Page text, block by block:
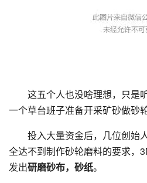
这五个人也没啥理想，只是
一个草台班子准备开采矿砂做砂
投入大量资金后，几位创始
全达不到制作砂轮磨料的要求，
发出研磨砂布，砂纸。